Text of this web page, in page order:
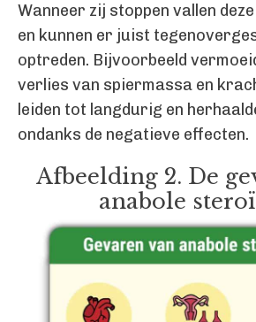
Wanneer zij stoppen vallen
en kunnen er juist
optreden. Bijvoorbeeld
verlies van spiermassa en
leiden tot langdurig en
ondanks de negatieve effecten.
Afbeelding 2. De
anabole